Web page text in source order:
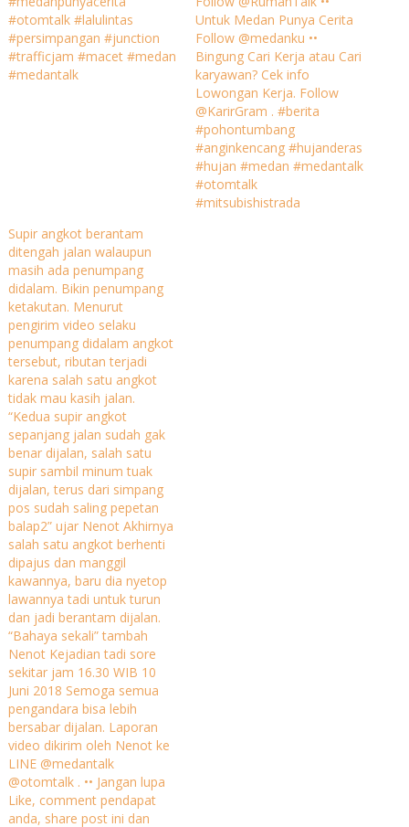
#otomtalk #lalulintas
#persimpangan #junction
#trafficjam #macet #medan
#medantalk
Untuk Medan Punya Cerita
Follow @medanku ••
Bingung Cari Kerja atau Cari
karyawan? Cek info
Lowongan Kerja. Follow
@KarirGram . #berita
#pohontumbang
#anginkencang #hujanderas
#hujan #medan #medantalk
#otomtalk
#mitsubishistrada
Supir angkot berantam
ditengah jalan walaupun
masih ada penumpang
didalam. Bikin penumpang
ketakutan. Menurut
pengirim video selaku
penumpang didalam angkot
tersebut, ributan terjadi
karena salah satu angkot
tidak mau kasih jalan.
“Kedua supir angkot
sepanjang jalan sudah gak
benar dijalan, salah satu
supir sambil minum tuak
dijalan, terus dari simpang
pos sudah saling pepetan
balap2” ujar Nenot Akhirnya
salah satu angkot berhenti
dipajus dan manggil
kawannya, baru dia nyetop
lawannya tadi untuk turun
dan jadi berantam dijalan.
“Bahaya sekali” tambah
Nenot Kejadian tadi sore
sekitar jam 16.30 WIB 10
Juni 2018 Semoga semua
pengandara bisa lebih
bersabar dijalan. Laporan
video dikirim oleh Nenot ke
LINE @medantalk
@otomtalk . •• Jangan lupa
Like, comment pendapat
anda, share post ini dan